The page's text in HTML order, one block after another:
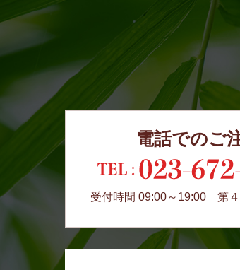
電話でのご
受付時間 09:00～19:00 第４